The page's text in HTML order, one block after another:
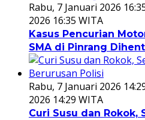
Rabu, 7 Januari 2026
2026 16:35 WITA
Kasus Pencurian
SMA di Pinrang
Rabu, 7 Januari 2026
2026 14:29 WITA
Curi Susu dan Rokok,